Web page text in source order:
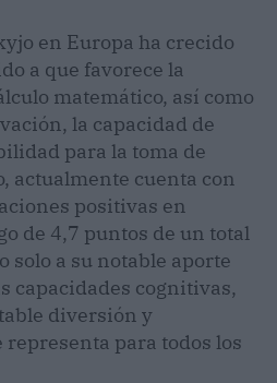
en Europa ha crecido
a que favorece la
matemático, así como
la capacidad de
para la toma de
actualmente cuenta con
positivas en
de 4,7 puntos de un total
solo a su notable aporte
capacidades cognitivas,
diversión y
para todos los